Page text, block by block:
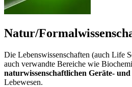
Natur/
Die Lebenswissenschaften (auch Life
auch verwandte Bereiche wie
naturwissenschaftlichen Geräte-
Lebewesen.